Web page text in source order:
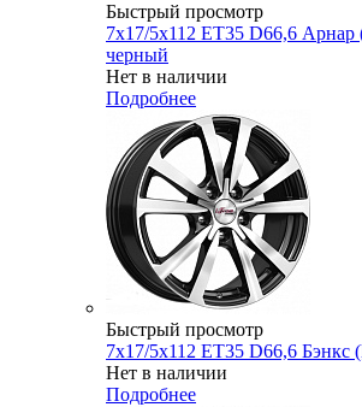
Быстрый просмотр
7x17/5x112 ET35 D66,6
черный
Нет в наличии
Подробнее
Быстрый просмотр
7x17/5x112 ET35 D66,6
Нет в наличии
Подробнее